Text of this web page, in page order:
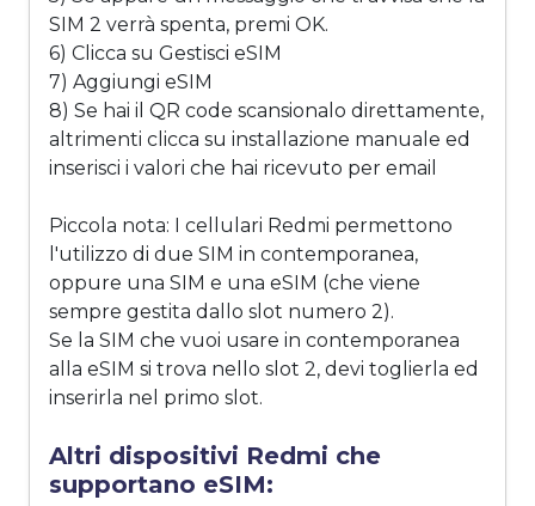
SIM 2 verrà spenta, premi OK.
6) Clicca su Gestisci eSIM
7) Aggiungi eSIM
8) Se hai il QR code scansionalo direttamente,
altrimenti clicca su installazione manuale ed
inserisci i valori che hai ricevuto per email
Piccola nota: I cellulari Redmi permettono
l'utilizzo di due SIM in contemporanea,
oppure una SIM e una eSIM (che viene
sempre gestita dallo slot numero 2).
Se la SIM che vuoi usare in contemporanea
alla eSIM si trova nello slot 2, devi toglierla ed
inserirla nel primo slot.
Altri dispositivi Redmi che
supportano eSIM: